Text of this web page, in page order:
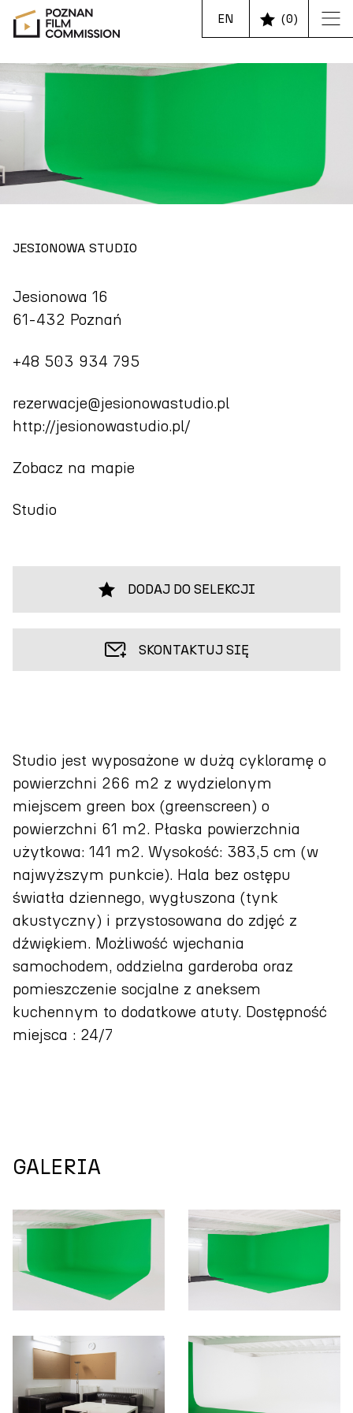
EN (0)
JESIONOWA STUDIO
Jesionowa 16
61-432 Poznań
+48 503 934 795
rezerwacje@jesionowastudio.pl
http://jesionowastudio.pl/
Zobacz na mapie
Studio
DODAJ DO SELEKCJI
SKONTAKTUJ SIĘ
Studio jest wyposażone w dużą cykloramę o
powierzchni 266 m2 z wydzielonym
miejscem green box (greenscreen) o
powierzchni 61 m2. Płaska powierzchnia
użytkowa: 141 m2. Wysokość: 383,5 cm (w
najwyższym punkcie). Hala bez ostępu
światła dziennego, wygłuszona (tynk
akustyczny) i przystosowana do zdjęć z
dźwiękiem. Możliwość wjechania
samochodem, oddzielna garderoba oraz
pomieszczenie socjalne z aneksem
kuchennym to dodatkowe atuty. Dostępność
miejsca : 24/7
GALERIA